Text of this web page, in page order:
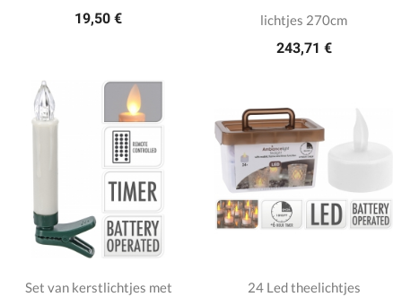
19,50 €
lichtjes 270cm
243,71 €
Set van kerstlichtjes met
24 Led theelichtjes